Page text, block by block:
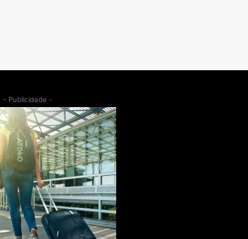
- Publicidade -